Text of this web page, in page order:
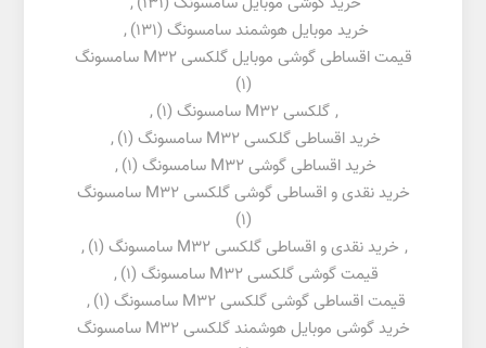
خرید موبایل هوشمند سامسونگ (131)
,
قیمت اقساطی گوشی موبایل گلکسی M32 سامسونگ
(1)
, گلکسی M32 سامسونگ (1)
,
خرید اقساطی گلکسی M32 سامسونگ
(1)
,
خرید اقساطی گوشی M32 سامسونگ
(1)
,
خرید نقدی و اقساطی گوشی گلکسی M32 سامسونگ
(1)
, خرید نقدی و اقساطی گلکسی M32 سامسونگ (1)
,
قیمت گوشی گلکسی M32 سامسونگ
(1)
,
قیمت اقساطی گوشی گلکسی M32 سامسونگ
(1)
,
خرید گوشی موبایل هوشمند گلکسی M32 سامسونگ